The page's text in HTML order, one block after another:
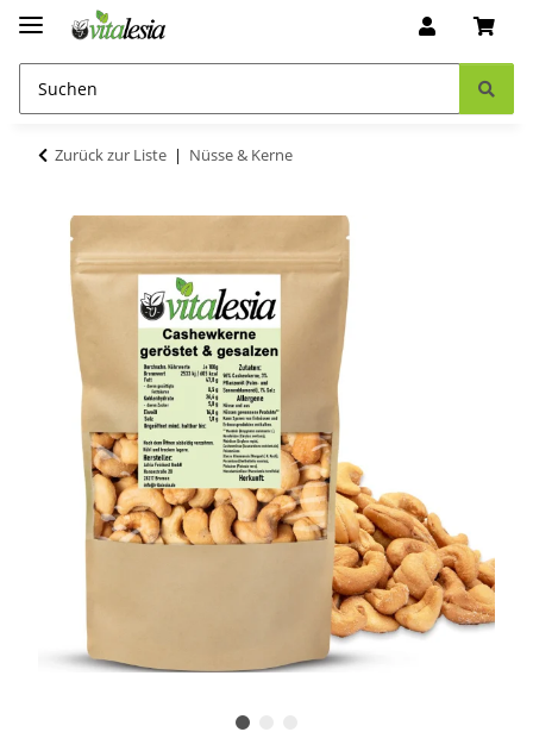
Zurück zur Liste Nüsse & Kerne